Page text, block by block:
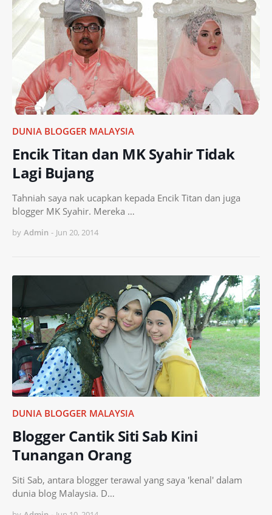
DUNIA BLOGGER MALAYSIA
Encik Titan dan MK Syahir Tidak
Lagi Bujang
Tahniah saya nak ucapkan kepada Encik Titan dan juga
blogger MK Syahir. Mereka …
by Admin - Jun 20, 2014
DUNIA BLOGGER MALAYSIA
Blogger Cantik Siti Sab Kini
Tunangan Orang
Siti Sab, antara blogger terawal yang saya 'kenal' dalam
dunia blog Malaysia. D…